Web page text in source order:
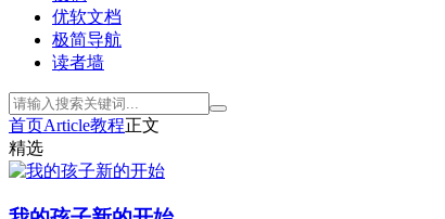
优软文档
极简导航
读者墙
首页Article教程正文
精选